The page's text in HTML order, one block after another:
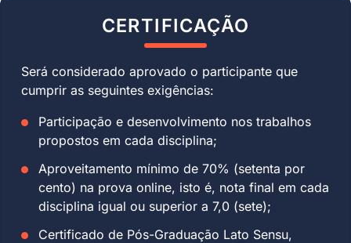
CERTIFICAÇÃO
Será considerado aprovado o participante que
cumprir as seguintes exigências:
Participação e desenvolvimento nos trabalhos
propostos em cada disciplina;
Aproveitamento mínimo de 70% (setenta por
cento) na prova online, isto é, nota final em cada
disciplina igual ou superior a 7,0 (sete);
Certificado de Pós-Graduação Lato Sensu,